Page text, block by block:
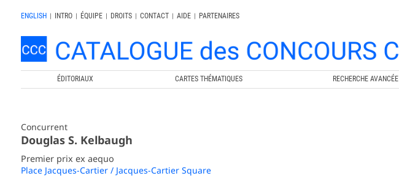
ENGLISH | INTRO | ÉQUIPE | DROITS | CONTACT | AIDE |
PARTENAIRES
ÉDITORIAUX CARTES THÉMATIQUES RECHERCHE AVANCÉE
Concurrent
Douglas S. Kelbaugh
Premier prix ex aequo
Place Jacques-Cartier / Jacques-Cartier Square